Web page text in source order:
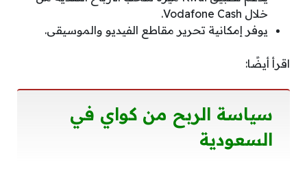
خلال Vodafone Cash.
يوفر إمكانية تحرير مقاطع الفيديو والموسيقى.
اقرأ أيضًا:
سياسة الربح من كواي في
السعودية